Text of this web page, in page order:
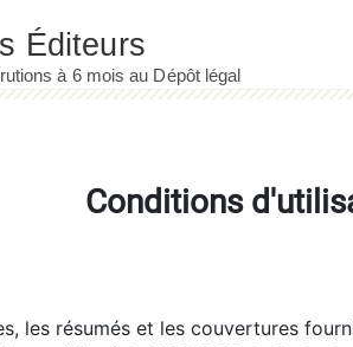
Conditions
les résumés et les couvertures